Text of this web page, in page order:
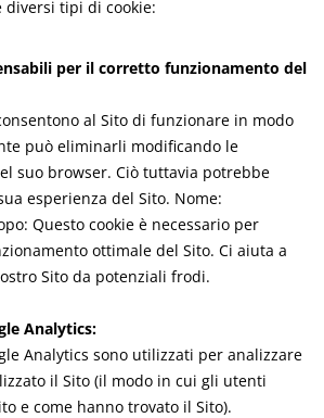
servizi
team
ecosistema
diversi tipi di cookie:
per il corretto funzionamento del
al Sito di funzionare in modo
può eliminarli modificando le
suo browser. Ciò tuttavia potrebbe
esperienza del Sito. Nome:
Questo cookie è necessario per
ottimale del Sito. Ci aiuta a
Sito da potenziali frodi.
Analytics:
Analytics sono utilizzati per analizzare
il Sito (il modo in cui gli utenti
e come hanno trovato il Sito).